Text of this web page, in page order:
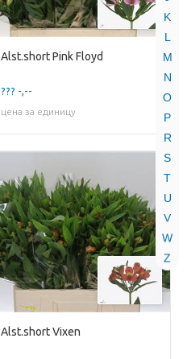
K
L
M
N
O
P
R
S
T
U
V
W
Z
Alst.short Pink Floyd
??? -,--
цена за единицу
Alst.short Vixen